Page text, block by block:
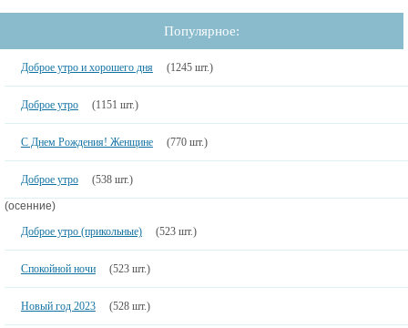
Популярное:
Доброе утро и хорошего дня (1245 шт.)
Доброе утро (1151 шт.)
С Днем Рождения! Женщине (770 шт.)
Доброе утро (538 шт.)
(осенние)
Доброе утро (прикольные)
(523 шт.)
Спокойной ночи (523 шт.)
Новый год 2023 (528 шт.)